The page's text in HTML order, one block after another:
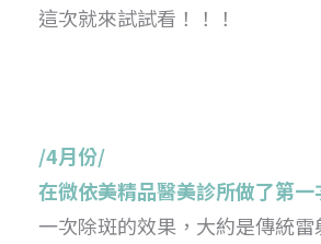
這次就來試試看！！！
/4月份/
在微依美精品醫美診所做了第一
一次除斑的效果，大約是傳統雷